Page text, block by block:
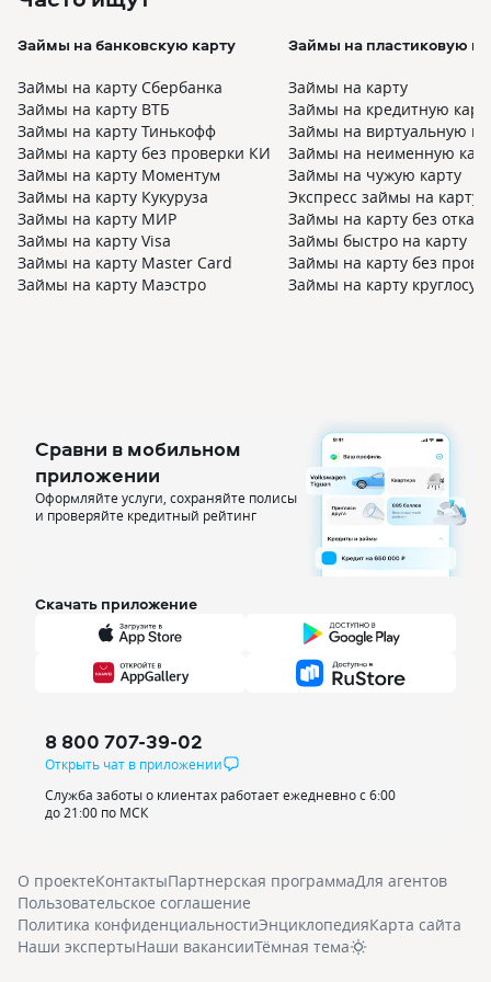
Займы на банковскую карту
Займы на карту Сбербанка
Займы на карту ВТБ
Займы на карту Тинькофф
Займы на карту без проверки КИ
Займы на карту Моментум
Займы на карту Кукуруза
Займы на карту МИР
Займы на карту Visa
Займы на карту Master Card
Займы на карту Маэстро
Займы на пластиковую
Займы на карту
Займы на кредитную
Займы на виртуальную
Займы на неименную
Займы на чужую карту
Экспресс займы на карту
Займы на карту без отказа
Займы быстро на карту
Займы на карту без
Займы на карту
Сравни в мобильном
приложении
Оформляйте услуги, сохраняйте полисы
и проверяйте кредитный рейтинг
Скачать приложение
8 800 707-39-02
Открыть чат в приложении
Служба заботы о клиентах работает ежедневно с 6:00
до 21:00 по МСК
О проектеКонтактыПартнерская программаДля агентов
Пользовательское соглашение
Политика конфиденциальностиЭнциклопедияКарта сайта
Наши экспертыНаши вакансииТёмная тема